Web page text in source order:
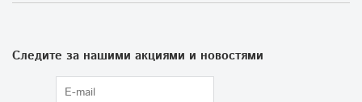
Следите за нашими акциями и новостями